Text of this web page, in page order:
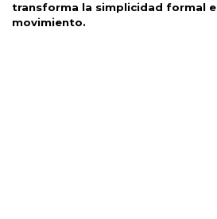
transforma la simplicidad formal
movimiento.